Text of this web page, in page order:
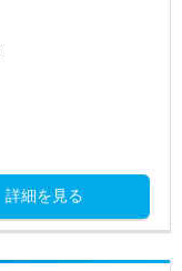
詳細を見る